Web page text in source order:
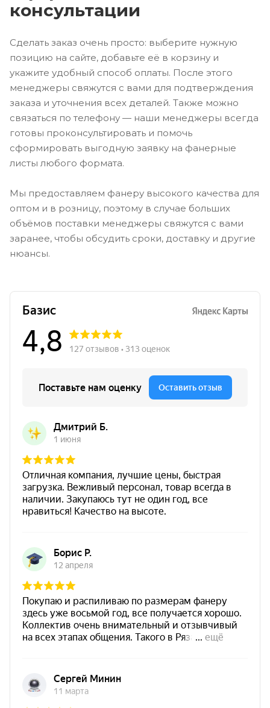
консультации
Сделать заказ очень просто: выберите нужную
позицию на сайте, добавьте её в корзину и
укажите удобный способ оплаты. После этого
менеджеры свяжутся с вами для подтверждения
заказа и уточнения всех деталей. Также можно
связаться по телефону — наши менеджеры всегда
готовы проконсультировать и помочь
сформировать выгодную заявку на фанерные
листы любого формата.
Мы предоставляем фанеру высокого качества для
оптом и в розницу, поэтому в случае больших
объёмов поставки менеджеры свяжутся с вами
заранее, чтобы обсудить сроки, доставку и другие
нюансы.